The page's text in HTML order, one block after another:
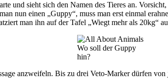
und sieht sich den Namen des Tieres an.
nun einen „Guppy“, muss man erst einmal
man ihn auf der Tafel „Wiegt mehr als 20kg“
Wo soll der Guppy
hin?
anzweifeln. Bis zu drei Veto-Marker dürfen